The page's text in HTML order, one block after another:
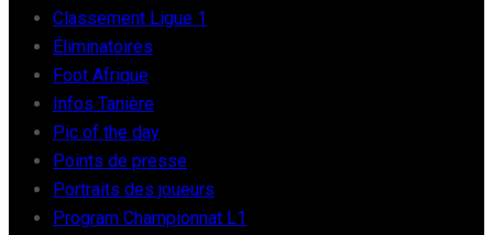
Classement Ligue 1
Éliminatoires
Foot Afrique
Infos Tanière
Pic of the day
Points de presse
Portraits des joueurs
Program Championnat L1